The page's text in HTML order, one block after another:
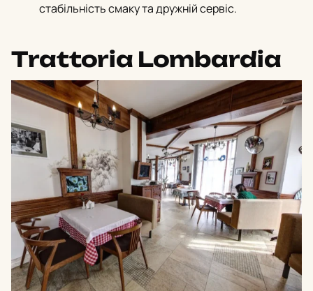
стабільність смаку та дружній сервіс.
Trattoria Lombardia